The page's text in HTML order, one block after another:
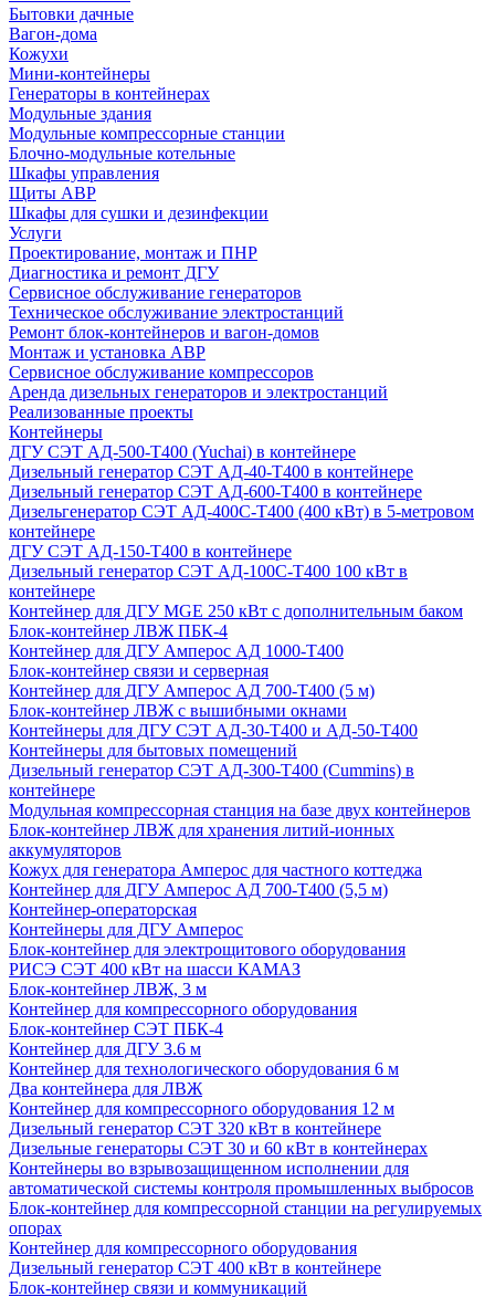
Бытовки дачные
Вагон-дома
Кожухи
Мини-контейнеры
Генераторы в контейнерах
Модульные здания
Модульные компрессорные станции
Блочно-модульные котельные
Шкафы управления
Щиты АВР
Шкафы для сушки и дезинфекции
Услуги
Проектирование, монтаж и ПНР
Диагностика и ремонт ДГУ
Сервисное обслуживание генераторов
Техническое обслуживание электростанций
Ремонт блок-контейнеров и вагон-домов
Монтаж и установка АВР
Сервисное обслуживание компрессоров
Аренда дизельных генераторов и электростанций
Реализованные проекты
Контейнеры
ДГУ СЭТ АД-500-Т400 (Yuchai) в контейнере
Дизельный генератор СЭТ АД-40-Т400 в контейнере
Дизельный генератор СЭТ АД-600-Т400 в контейнере
Дизельгенератор СЭТ АД-400С-Т400 (400 кВт) в 5-метровом
контейнере
ДГУ СЭТ АД-150-Т400 в контейнере
Дизельный генератор СЭТ АД-100С-Т400 100 кВт в
контейнере
Контейнер для ДГУ MGE 250 кВт с дополнительным баком
Блок-контейнер ЛВЖ ПБК-4
Контейнер для ДГУ Амперос АД 1000-Т400
Блок-контейнер связи и серверная
Контейнер для ДГУ Амперос АД 700-Т400 (5 м)
Блок-контейнер ЛВЖ с вышибными окнами
Контейнеры для ДГУ СЭТ АД-30-Т400 и АД-50-Т400
Контейнеры для бытовых помещений
Дизельный генератор СЭТ АД-300-Т400 (Cummins) в
контейнере
Модульная компрессорная станция на базе двух контейнеров
Блок-контейнер ЛВЖ для хранения литий-ионных
аккумуляторов
Кожух для генератора Амперос для частного коттеджа
Контейнер для ДГУ Амперос АД 700-Т400 (5,5 м)
Контейнер-операторская
Контейнеры для ДГУ Амперос
Блок-контейнер для электрощитового оборудования
РИСЭ СЭТ 400 кВт на шасси КАМАЗ
Блок-контейнер ЛВЖ, 3 м
Контейнер для компрессорного оборудования
Блок-контейнер СЭТ ПБК-4
Контейнер для ДГУ 3.6 м
Контейнер для технологического оборудования 6 м
Два контейнера для ЛВЖ
Контейнер для компрессорного оборудования 12 м
Дизельный генератор СЭТ 320 кВт в контейнере
Дизельные генераторы СЭТ 30 и 60 кВт в контейнерах
Контейнеры во взрывозащищенном исполнении для
автоматической системы контроля промышленных выбросов
Блок-контейнер для компрессорной станции на регулируемых
опорах
Контейнер для компрессорного оборудования
Дизельный генератор СЭТ 400 кВт в контейнере
Блок-контейнер связи и коммуникаций